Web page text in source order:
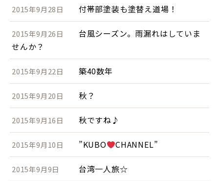
2015年9月28日 付帯部塗装も塗替え道場！
2015年9月26日
台風シーズン。雨漏れはしていま
せんか？
2015年9月22日 築40数年
2015年9月20日 秋？
2015年9月16日 秋ですね♪
2015年9月10日 ”KUBO CHANNEL”
2015年9月9日 台湾一人旅☆